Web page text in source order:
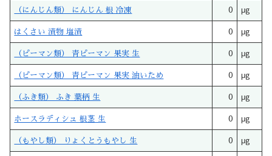
（にんじん類） にんじん 根 冷凍 0 μg
はくさい 漬物 塩漬 0 μg
（ピーマン類） 青ピーマン 果実 生 0 μg
（ピーマン類） 青ピーマン 果実 油いため 0 μg
（ふき類） ふき 葉柄 生 0 μg
ホースラディシュ 根茎 生 0 μg
（もやし類） りょくとうもやし 生 0 μg